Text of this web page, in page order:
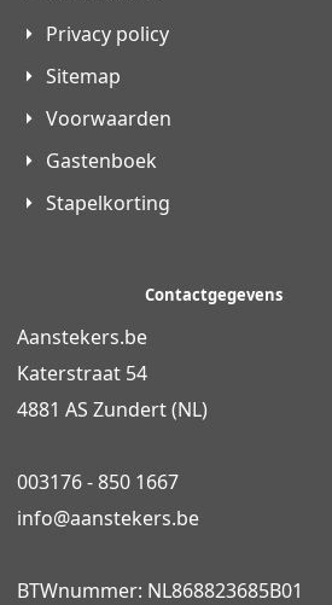
Privacy policy
Sitemap
Voorwaarden
Gastenboek
Stapelkorting
Contactgegevens
Aanstekers.be
Katerstraat 54
4881 AS Zundert (NL)
003176 - 850 1667
info@aanstekers.be
BTWnummer: NL868823685B01